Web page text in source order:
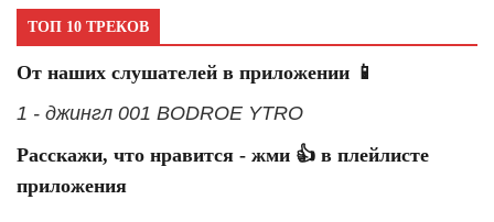
ТОП 10 ТРЕКОВ
От наших слушателей в приложении 📱
1 - джингл 001 BODROE YTRO
Расскажи, что нравится - жми 👍 в плейлисте
приложения